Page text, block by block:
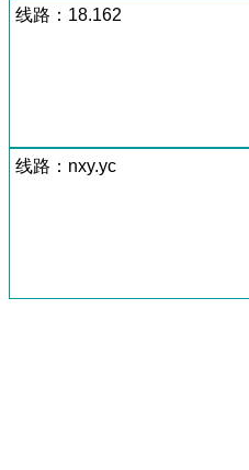
线路：18.162
线路：nxy.yc